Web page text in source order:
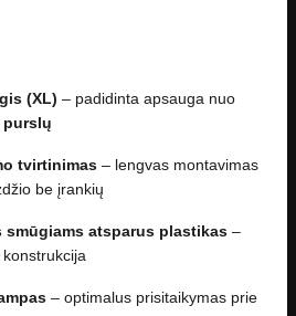
(XL) – padidinta apsauga nuo
purslų
tvirtinimas – lengvas montavimas
be įrankių
atsparus plastikas –
– optimalus prisitaikymas prie